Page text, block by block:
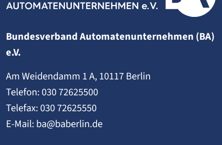
Bundesverband Automatenunternehmen (BA)
e.V.
Am Weidendamm 1 A, 10117 Berlin
Telefon: 030 72625500
Telefax: 030 72625550
E-Mail: ba@baberlin.de